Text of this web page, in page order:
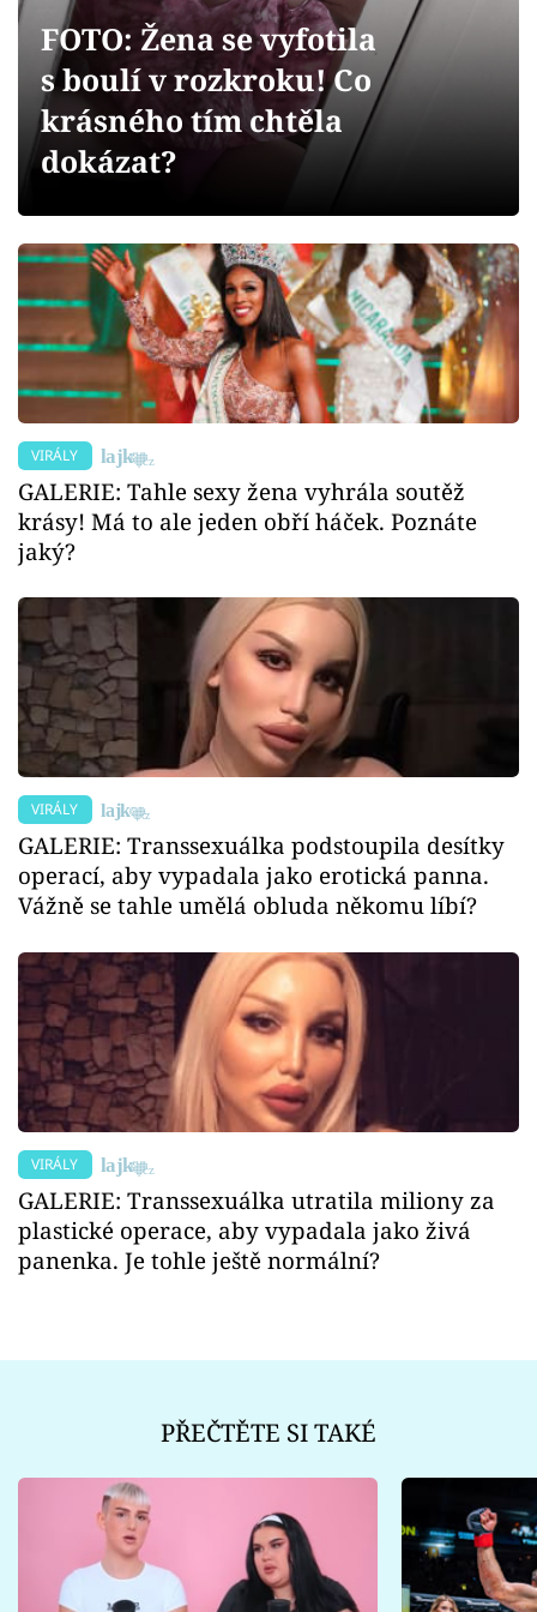
Videa
Sledujte prima+
Sledujte nás
FOTO: Žena se vyfotila
s boulí v rozkroku! Co
krásného tím chtěla
dokázat?
VIRÁLY
GALERIE: Tahle sexy žena vyhrála soutěž
krásy! Má to ale jeden obří háček. Poznáte
jaký?
VIRÁLY
GALERIE: Transsexuálka podstoupila desítky
operací, aby vypadala jako erotická panna.
Vážně se tahle umělá obluda někomu líbí?
VIRÁLY
GALERIE: Transsexuálka utratila miliony za
plastické operace, aby vypadala jako živá
panenka. Je tohle ještě normální?
PŘEČTĚTE SI TAKÉ